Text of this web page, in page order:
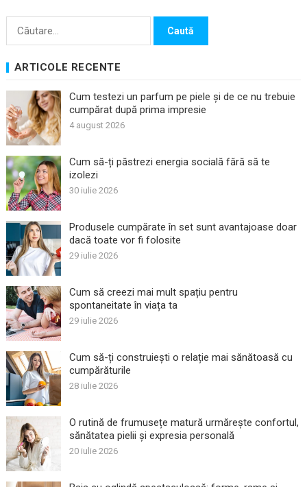
ARTICOLE RECENTE
Cum testezi un parfum pe piele și de ce nu trebuie
cumpărat după prima impresie
4 august 2026
Cum să-ți păstrezi energia socială fără să te
izolezi
30 iulie 2026
Produsele cumpărate în set sunt avantajoase doar
dacă toate vor fi folosite
29 iulie 2026
Cum să creezi mai mult spațiu pentru
spontaneitate în viața ta
29 iulie 2026
Cum să-ți construiești o relație mai sănătoasă cu
cumpărăturile
28 iulie 2026
O rutină de frumusețe matură urmărește confortul,
sănătatea pielii și expresia personală
20 iulie 2026